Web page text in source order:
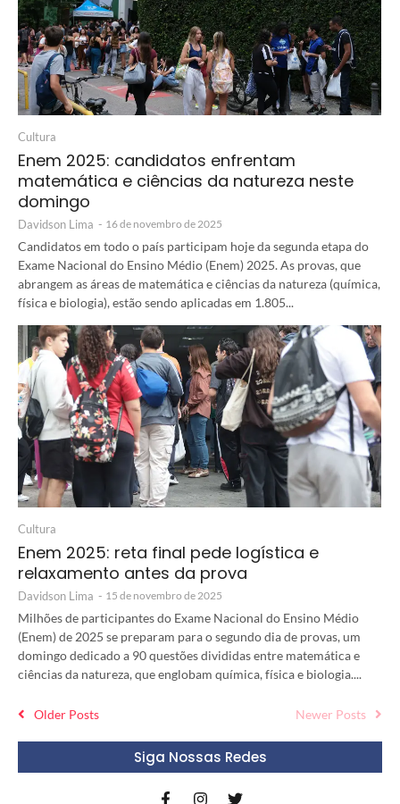
Cultura
Enem 2025: candidatos enfrentam
matemática e ciências da natureza neste
domingo
Davidson Lima - 16 de novembro de 2025
Candidatos em todo o país participam hoje da segunda etapa do
Exame Nacional do Ensino Médio (Enem) 2025. As provas, que
abrangem as áreas de matemática e ciências da natureza (química,
física e biologia), estão sendo aplicadas em 1.805...
Cultura
Enem 2025: reta final pede logística e
relaxamento antes da prova
Davidson Lima - 15 de novembro de 2025
Milhões de participantes do Exame Nacional do Ensino Médio
(Enem) de 2025 se preparam para o segundo dia de provas, um
domingo dedicado a 90 questões divididas entre matemática e
ciências da natureza, que englobam química, física e biologia....
Older Posts Newer Posts
Siga Nossas Redes